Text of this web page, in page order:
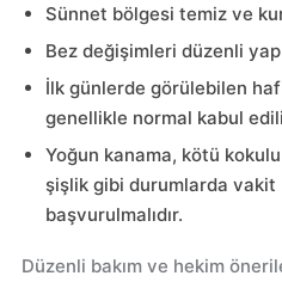
Sünnet bölgesi temiz ve
Bez değişimleri düzenli
İlk günlerde görülebilen
genellikle normal kabul
Yoğun kanama, kötü
şişlik gibi durumlarda
başvurulmalıdır.
Düzenli bakım ve hekim